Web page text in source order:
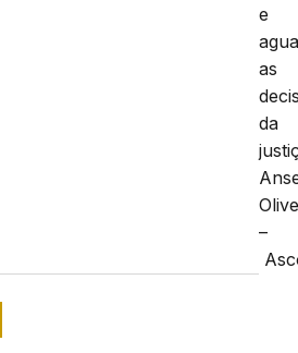
e
as
da
–